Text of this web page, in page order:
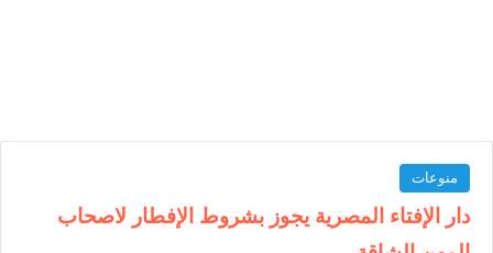
منوعات
دار الإفتاء المصرية يجوز بشروط الإفطار لاصحاب